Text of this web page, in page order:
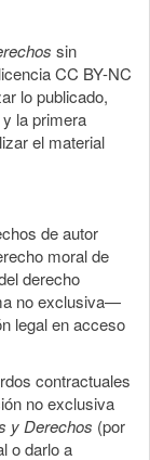
sin
CC BY-NC
lo publicado,
la primera
el material
de autor
moral de
derecho
no exclusiva—
legal en acceso
contractuales
no exclusiva
y Derechos (por
o darlo a